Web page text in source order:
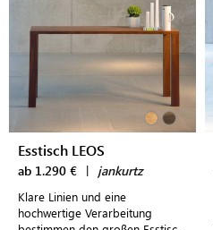
Esstisch LEOS
ab 1.290 € | jankurtz
Klare Linien und eine
hochwertige Verarbeitung